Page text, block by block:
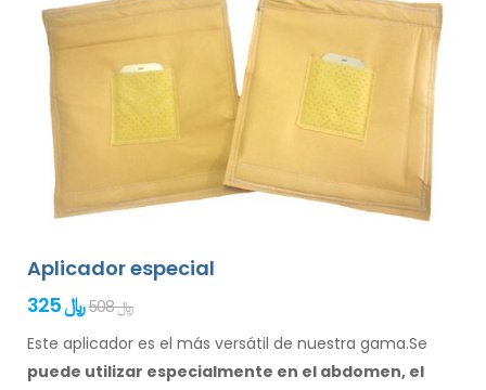
Aplicador especial
325 ﷼
508 ﷼
Este aplicador es el más versátil de nuestra gama.Se
puede utilizar especialmente en el abdomen, el